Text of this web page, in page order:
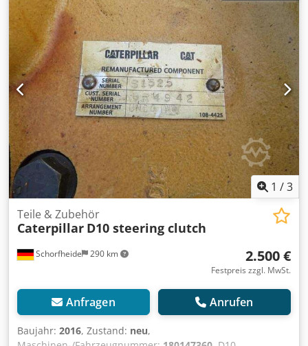
1 /3
Schorfheide 290 km
Teile & Zubehör
Caterpillar D10 steering clutch
2.500 €
Festpreis zzgl. MwSt.
Anfragen Anrufen
Baujahr: 2016, Zustand: neu,